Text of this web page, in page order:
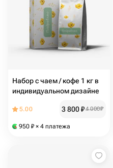
Набор с чаем / кофе 1 кг в
индивидуальном дизайне
5.00 3 800₽4 000₽
950 ₽ × 4 платежа